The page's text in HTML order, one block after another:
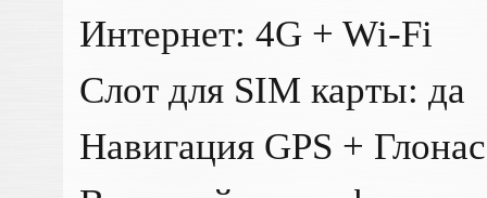
Интернет: 4G + Wi-Fi
Слот для SIM карты: да
Навигация GPS +